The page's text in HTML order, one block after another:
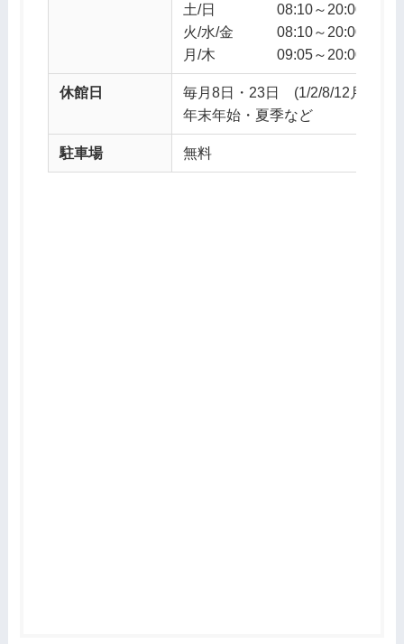
土/日 08:10～20:00
火/水/金 08:10～20:00
月/木 09:05～20:00
休館日
毎月8日・23日 (1/2/8/12月は除
年末年始・夏季など
駐車場 無料